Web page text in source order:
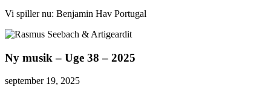
Vi spiller nu: Benjamin Hav Portugal
Ny musik – Uge 38 – 2025
september 19, 2025